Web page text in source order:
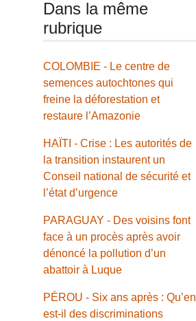
Dans la même
rubrique
COLOMBIE - Le centre de
semences autochtones qui
freine la déforestation et
restaure l’Amazonie
HAÏTI - Crise : Les autorités de
la transition instaurent un
Conseil national de sécurité et
l’état d’urgence
PARAGUAY - Des voisins font
face à un procès après avoir
dénoncé la pollution d’un
abattoir à Luque
PÉROU - Six ans après : Qu’en
est-il des discriminations